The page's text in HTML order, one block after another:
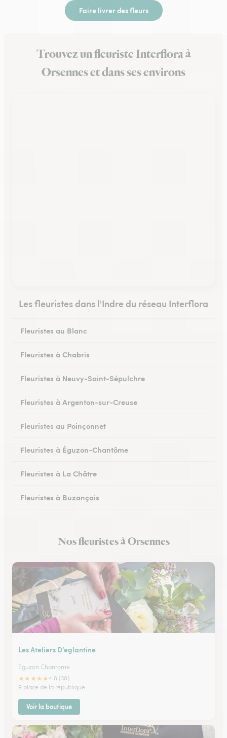
Faire livrer des fleurs
Trouvez un fleuriste Interflora à
Orsennes et dans ses environs
Les fleuristes dans l'Indre du réseau Interflora
Fleuristes au Blanc
Fleuristes à Chabris
Fleuristes à Neuvy-Saint-Sépulchre
Fleuristes à Argenton-sur-Creuse
Fleuristes au Poinçonnet
Fleuristes à Éguzon-Chantôme
Fleuristes à La Châtre
Fleuristes à Buzançais
Nos fleuristes à Orsennes
Les Ateliers D’eglantine
Eguzon Chantome
★★★★★4.8 (38)
9 place de la république
Voir la boutique